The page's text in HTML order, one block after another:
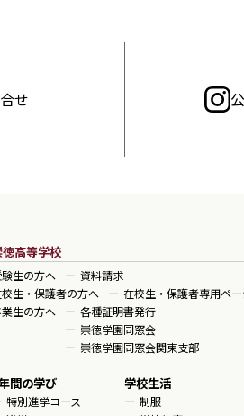
せ
高等学校
験生の方へ
資料請求
生・保護者の方へ
在校生・保護者専用ペ
生の方へ
各種証明書発行
崇徳学園同窓会
崇徳学園同窓会関東支部
間の学び
特別進学コース
学校生活
制服